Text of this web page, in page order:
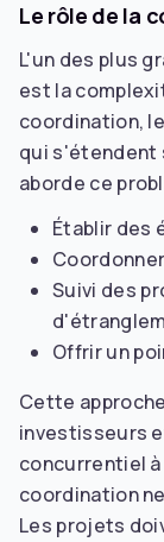
Le rôle de la
L'un des plus
est la
coordination,
qui s'étendent
aborde ce
Établir des
Suivi des
Offrir un
Cette
investisseurs
concurrentiel
coordination
Les projets